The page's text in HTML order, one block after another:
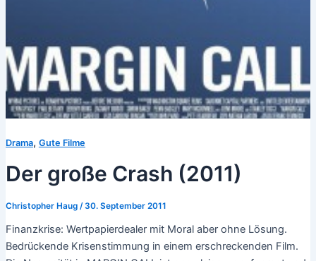
Drama, Gute Filme
Der große Crash (2011)
Christopher Haug /30. September 2011
Finanzkrise: Wertpapierdealer mit Moral aber ohne Lösung.
Bedrückende Krisenstimmung in einem erschreckenden Film.